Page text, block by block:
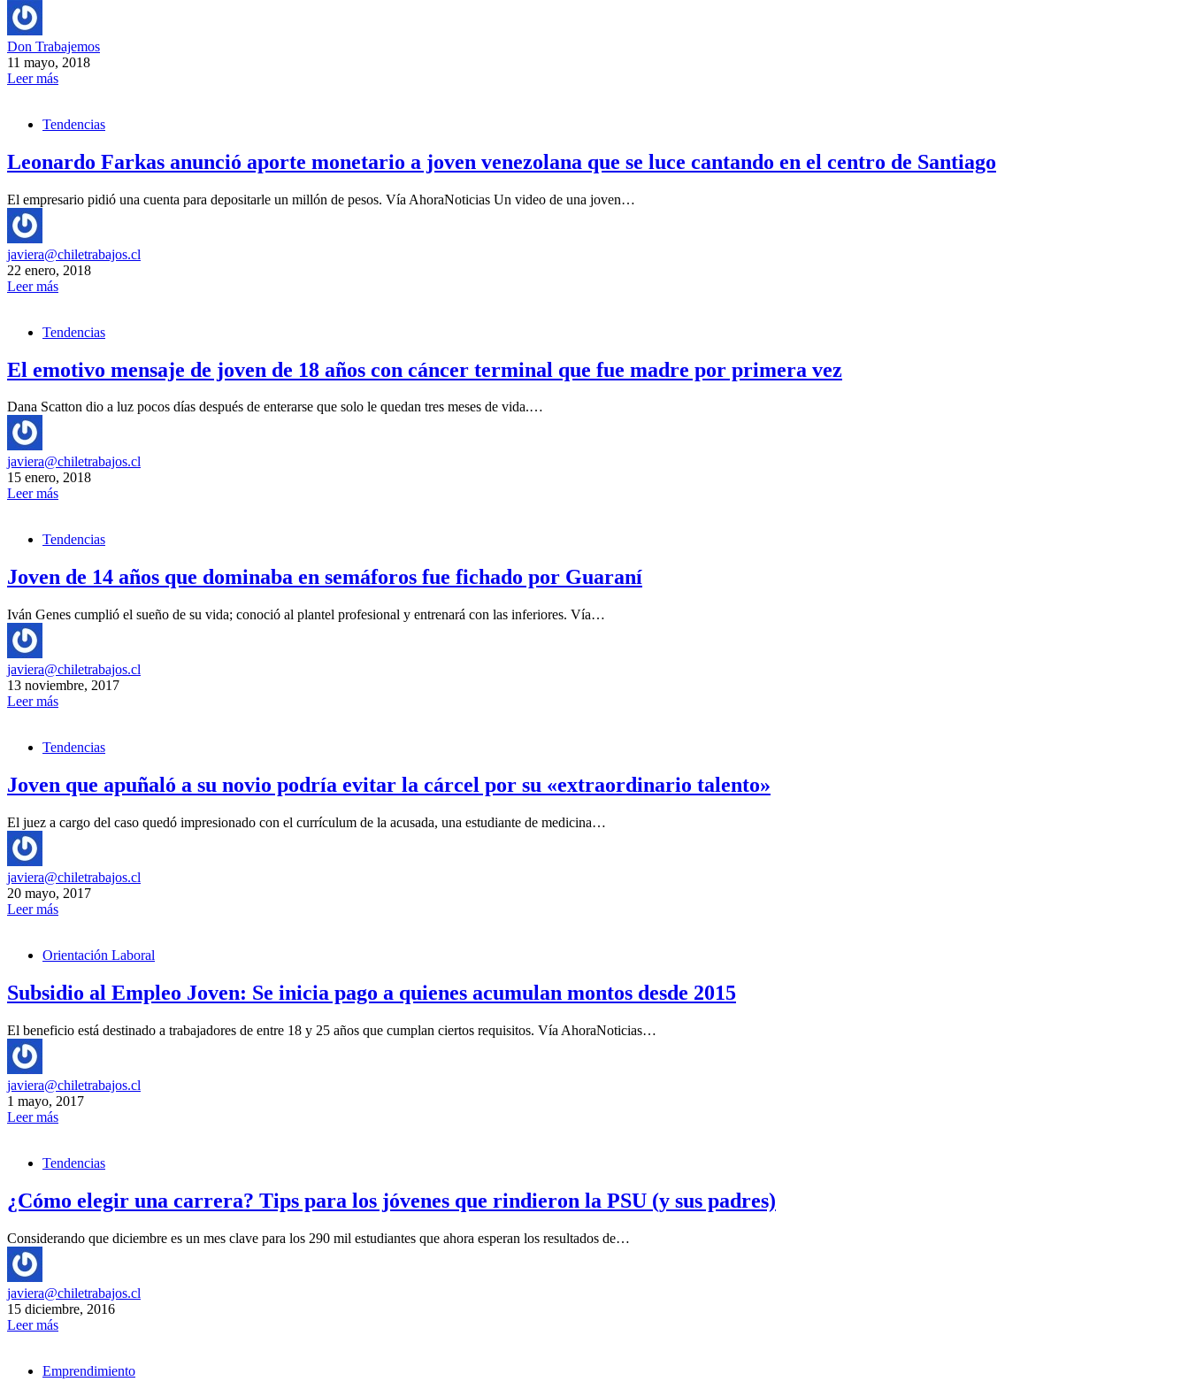
Don Trabajemos
11 mayo, 2018
Leer más
Tendencias
Leonardo Farkas anunció aporte monetario a joven venezolana que se luce cantando en el centro de Santiago
El empresario pidió una cuenta para depositarle un millón de pesos. Vía AhoraNoticias Un video de una joven…
javiera@chiletrabajos.cl
22 enero, 2018
Leer más
Tendencias
El emotivo mensaje de joven de 18 años con cáncer terminal que fue madre por primera vez
Dana Scatton dio a luz pocos días después de enterarse que solo le quedan tres meses de vida.…
javiera@chiletrabajos.cl
15 enero, 2018
Leer más
Tendencias
Joven de 14 años que dominaba en semáforos fue fichado por Guaraní
Iván Genes cumplió el sueño de su vida; conoció al plantel profesional y entrenará con las inferiores. Vía…
javiera@chiletrabajos.cl
13 noviembre, 2017
Leer más
Tendencias
Joven que apuñaló a su novio podría evitar la cárcel por su «extraordinario talento»
El juez a cargo del caso quedó impresionado con el currículum de la acusada, una estudiante de medicina…
javiera@chiletrabajos.cl
20 mayo, 2017
Leer más
Orientación Laboral
Subsidio al Empleo Joven: Se inicia pago a quienes acumulan montos desde 2015
El beneficio está destinado a trabajadores de entre 18 y 25 años que cumplan ciertos requisitos. Vía AhoraNoticias…
javiera@chiletrabajos.cl
1 mayo, 2017
Leer más
Tendencias
¿Cómo elegir una carrera? Tips para los jóvenes que rindieron la PSU (y sus padres)
Considerando que diciembre es un mes clave para los 290 mil estudiantes que ahora esperan los resultados de…
javiera@chiletrabajos.cl
15 diciembre, 2016
Leer más
Emprendimiento